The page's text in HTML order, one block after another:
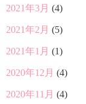
2021年3月 (4)
2021年2月 (5)
2021年1月 (1)
2020年12月 (4)
2020年11月 (4)